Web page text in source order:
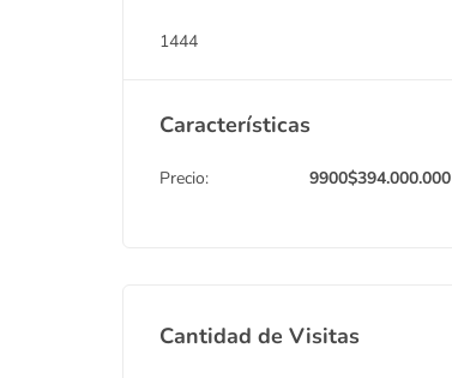
1444
Características
Precio: 9900$394.000.000
Cantidad de Visitas